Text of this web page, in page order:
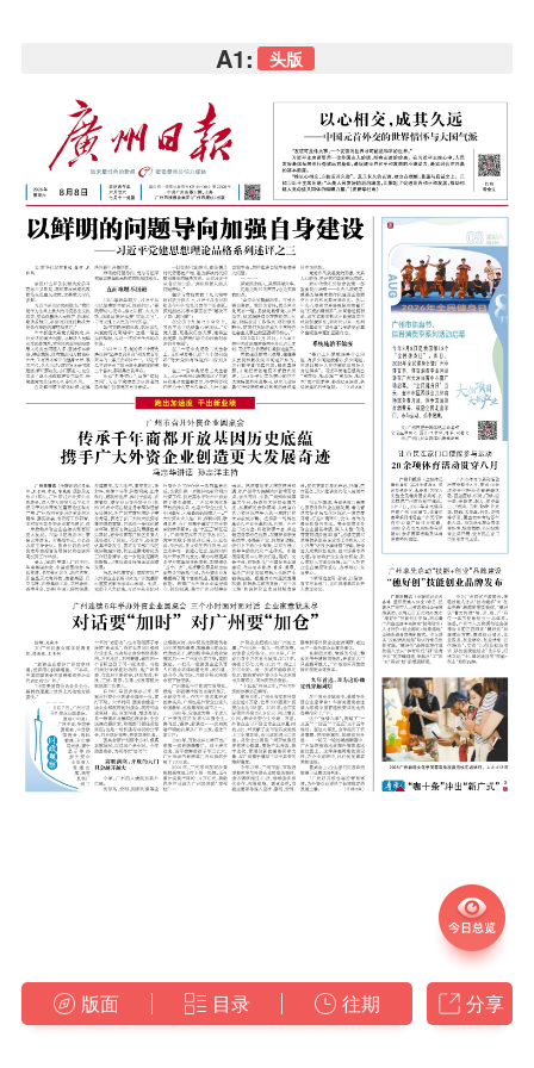
A1: 头版
版面 目录 往期 分享